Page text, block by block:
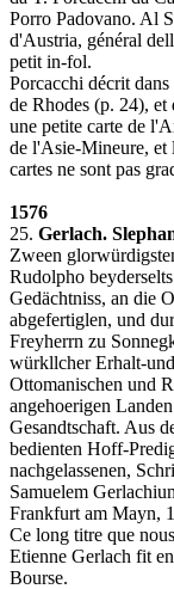
Porro Padovano. Al
d'Austria, général
petit in-fol.
Porcacchi décrit
de Rhodes (p. 24), et
une petite carte de
de l'Asie-Mineure, et
cartes ne sont pas
1576
25. Gerlach.
Zween
Rudolpho
Gedächtniss, an die
abgefertiglen, und
Freyherrn zu
würkllcher Erhalt-
Ottomanischen und
angehoerigen
Gesandtschaft. Aus
bedienten Hoff-
nachgelassenen,
Samuelem
Frankfurt am Mayn,
Ce long titre que
Etienne Gerlach fit
Bourse.